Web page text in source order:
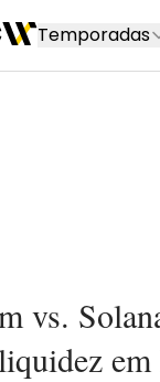
Temporadas
vs.